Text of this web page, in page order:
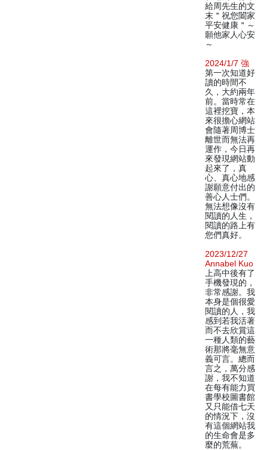
給周先生的文
末＂祝您闔家
平安健康＂～
願他家人心安
～
2024/1/7 強
第一次知道好
讀的時間不
久，大約兩年
前。當時常在
這裡挖寶，本
來很擔心網站
會隨著周博士
離世而無法再
運作，今日再
來發現網站動
起來了，真
心、真心地感
謝願意付出的
善心人士們。
無法想像沒有
閱讀的人生，
閱讀的路上有
您們真好。
2023/12/27
Annabel Kuo
上高中後有了
手機發現的，
非常感謝。我
本身是個很愛
閱讀的人，我
感到若我活著
而不去欣賞這
一種人類的藝
術那將毫無意
義可言。總而
言之，萬分感
謝，我不知道
在每有能力買
書學校圖書館
又只能借七天
的情況下，沒
有這個網站我
的生命會是多
麼的荒蕪。